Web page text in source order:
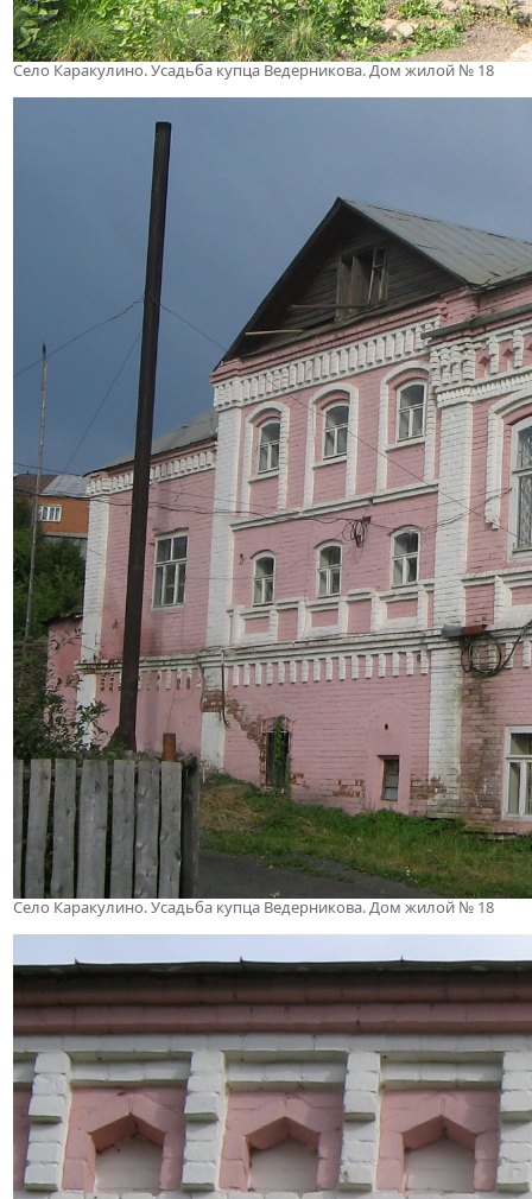
Село Каракулино. Усадьба купца Ведерникова. Дом жилой № 18
Село Каракулино. Усадьба купца Ведерникова. Дом жилой № 18